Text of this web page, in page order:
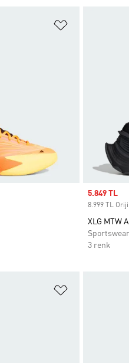
Sale price
5.849 TL
8.999 TL
XLG MTW
Sportswear
3 renk